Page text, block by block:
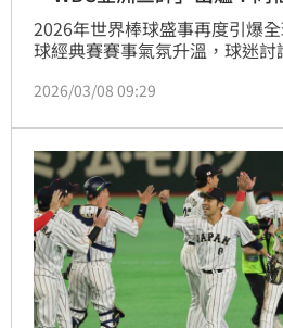
2026年世界棒球盛事再度引爆
球經典賽賽事氣氛升溫，球迷
題。近日一則集結亞洲三支代表
「亞洲職棒三大帥」。林宜君
2026/03/08 09:29